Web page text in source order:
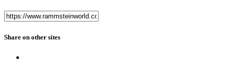
Share on other sites